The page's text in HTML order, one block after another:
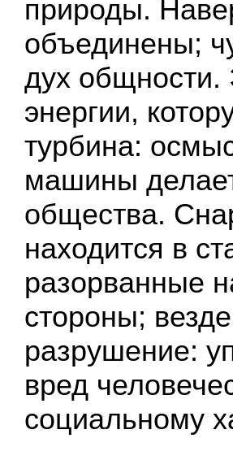
природы.
объединены;
дух общности.
энергии,
турбина:
машины
общества.
находится в
разорванные
стороны;
разрушение:
вред
социальному